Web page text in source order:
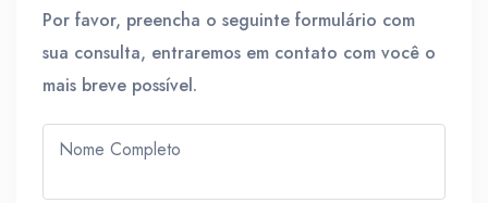
Por favor, preencha o seguinte formulário com
sua consulta, entraremos em contato com você o
mais breve possível.
Nome Completo